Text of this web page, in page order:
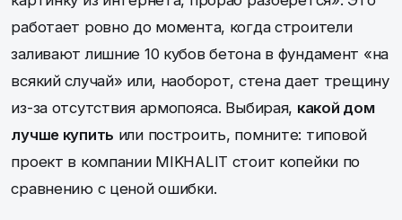
работает ровно до момента, когда строители
заливают лишние 10 кубов бетона в фундамент «на
всякий случай» или, наоборот, стена дает трещину
из-за отсутствия армопояса. Выбирая, какой дом
лучше купить или построить, помните: типовой
проект в компании MIKHALIT стоит копейки по
сравнению с ценой ошибки.